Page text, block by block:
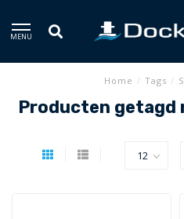
MENU
Home / Tags /
Producten getagd